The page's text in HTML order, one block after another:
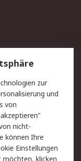
zur
und
von
nicht-
können Ihre
Einstellungen
möchten, klicken